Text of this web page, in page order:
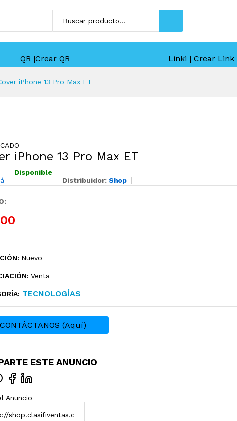
QR |Crear QR Linki | Crear Link
iPhone 13 Pro Max ET
iPhone 13 Pro Max ET
Disponible
Distribuidor: Shop
Nuevo
Venta
TECNOLOGÍ­AS
CONTÁCTANOS (Aquí)
ESTE ANUNCIO
Anuncio